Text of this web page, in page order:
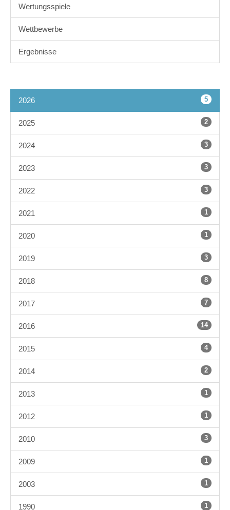
Wertungsspiele
Wettbewerbe
Ergebnisse
2026 5
2025 2
2024 3
2023 3
2022 3
2021 1
2020 1
2019 3
2018 8
2017 7
2016 14
2015 4
2014 2
2013 1
2012 1
2010 3
2009 1
2003 1
1990 1